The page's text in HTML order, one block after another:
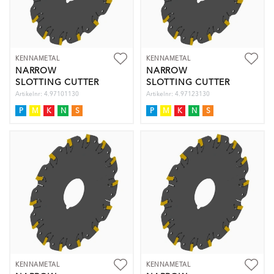
KENNAMETAL
NARROW
SLOTTING CUTTER
D=100
Artikelnr: 4.97101130
P M K N S
KENNAMETAL
NARROW
SLOTTING CUTTER
D=125
Artikelnr: 4.97123130
P M K N S
KENNAMETAL KENNAMETAL